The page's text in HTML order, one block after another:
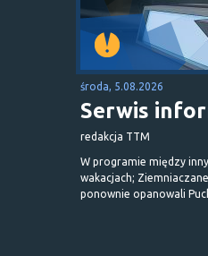
środa, 5.08.2026
Serwis
redakcja TTM
W programie między
wakacjach;
ponownie opanowali